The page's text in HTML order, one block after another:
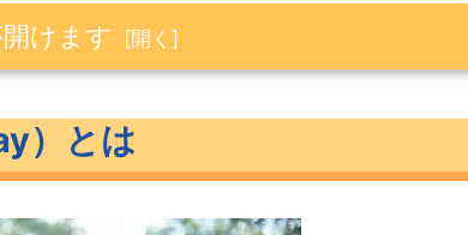
けます
）とは